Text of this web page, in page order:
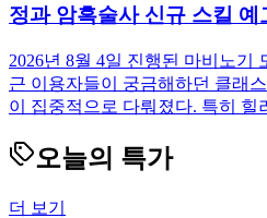
정과 암흑술사 신규 스킬 예
2026년 8월 4일 진행된 마비노기
근 이용자들이 궁금해하던 클래
이 집중적으로 다뤄졌다. 특히 힐
오늘의 특가
더 보기